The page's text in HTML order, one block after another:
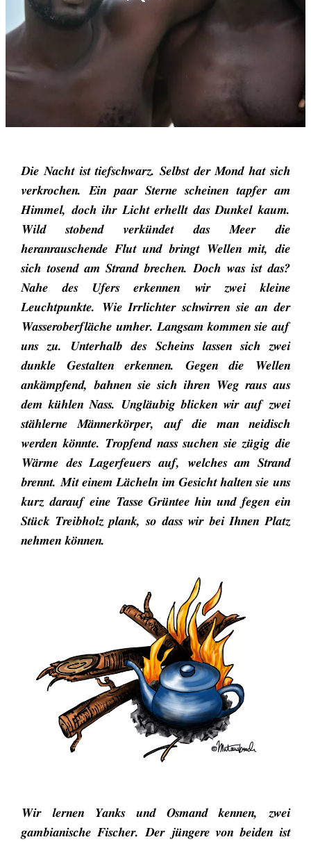
Die Nacht ist tiefschwarz. Selbst der Mond hat sich
verkrochen. Ein paar Sterne scheinen tapfer am
Himmel, doch ihr Licht erhellt das Dunkel kaum.
Wild stobend verkündet das Meer die
heranrauschende Flut und bringt Wellen mit, die
sich tosend am Strand brechen. Doch was ist das?
Nahe des Ufers erkennen wir zwei kleine
Leuchtpunkte. Wie Irrlichter schwirren sie an der
Wasseroberfläche umher. Langsam kommen sie auf
uns zu. Unterhalb des Scheins lassen sich zwei
dunkle Gestalten erkennen. Gegen die Wellen
ankämpfend, bahnen sie sich ihren Weg raus aus
dem kühlen Nass. Ungläubig blicken wir auf zwei
stählerne Männerkörper, auf die man neidisch
werden könnte. Tropfend nass suchen sie zügig die
Wärme des Lagerfeuers auf, welches am Strand
brennt. Mit einem Lächeln im Gesicht halten sie uns
kurz darauf eine Tasse Grüntee hin und fegen ein
Stück Treibholz plank, so dass wir bei Ihnen Platz
nehmen können.
Wir lernen Yanks und Osmand kennen, zwei
gambianische Fischer. Der jüngere von beiden ist